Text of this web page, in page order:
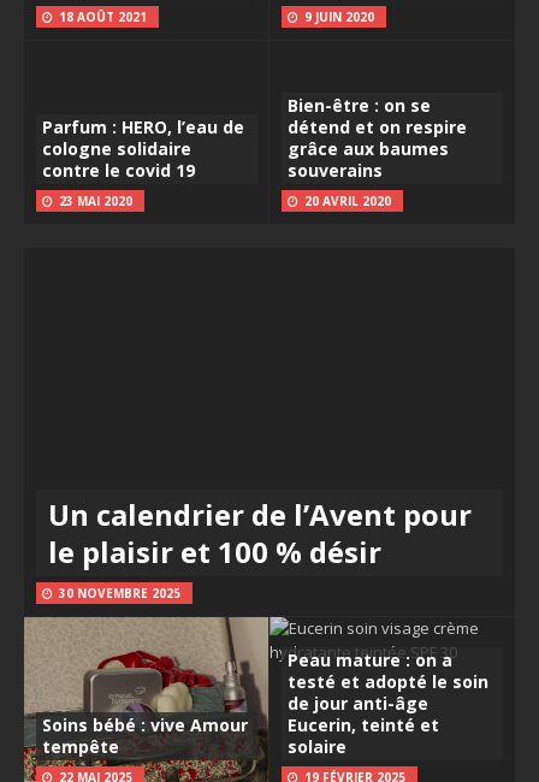
18 AOÛT 2021 9 JUIN 2020
Parfum : HERO, l’eau de
cologne solidaire
contre le covid 19
23 MAI 2020
Bien-être : on se
détend et on respire
grâce aux baumes
souverains
20 AVRIL 2020
Un calendrier de l’Avent pour
le plaisir et 100 % désir
30 NOVEMBRE 2025
Soins bébé : vive Amour
tempête
22 MAI 2025
Peau mature : on a
testé et adopté le soin
de jour anti-âge
Eucerin, teinté et
solaire
19 FÉVRIER 2025